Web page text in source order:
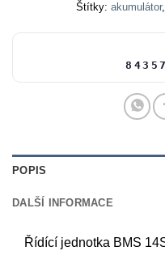
Štítky: akumulátor,
POPIS
DALŠÍ INFORMACE
Řídící jednotka BMS